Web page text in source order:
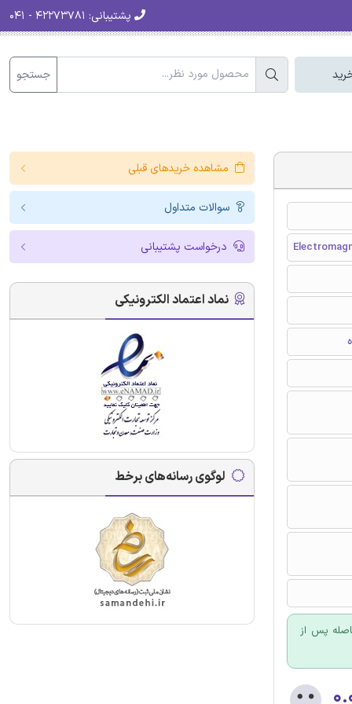
پشتیبانی:
جستجو
پس از
مشاهده خریدهای قبلی
سوالات متداول
درخواست پشتیبانی
نماد اعتماد الکترونیکی
لوگوی رسانه‌های برخط